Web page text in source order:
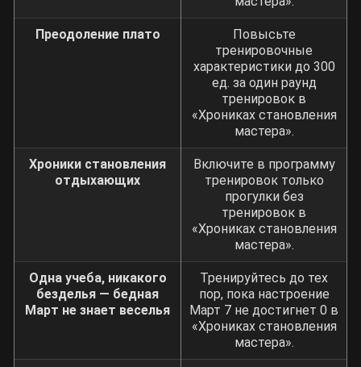
Преодоление плато
Повысьте
тренировочные
характеристики до 300
ед. за один раунд
тренировок в
«Хрониках становления
мастера».
Хроники становления
отдыхающих
Включите в программу
тренировок только
прогулки без
тренировок в
«Хрониках становления
мастера».
Одна учеба, никакого
безделья — бедная
Март не знает веселья
Тренируйтесь до тех
пор, пока настроение
Март 7 не достигнет 0 в
«Хрониках становления
мастера».